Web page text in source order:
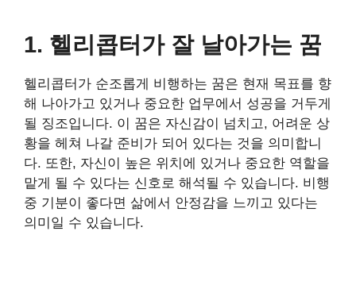
1. 헬리콥터가 잘 날아가는 꿈
헬리콥터가 순조롭게 비행하는 꿈은 현재 목표를 향
해 나아가고 있거나 중요한 업무에서 성공을 거두게
될 징조입니다. 이 꿈은 자신감이 넘치고, 어려운 상
황을 헤쳐 나갈 준비가 되어 있다는 것을 의미합니
다. 또한, 자신이 높은 위치에 있거나 중요한 역할을
맡게 될 수 있다는 신호로 해석될 수 있습니다. 비행
중 기분이 좋다면 삶에서 안정감을 느끼고 있다는
의미일 수 있습니다.